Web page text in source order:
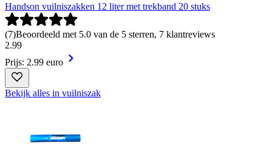
Handson vuilniszakken 12 liter met trekband 20 stuks
(7)Beoordeeld met 5.0 van de 5 sterren, 7 klantreviews
2.99
Prijs: 2.99 euro
Bekijk alles in vuilniszak